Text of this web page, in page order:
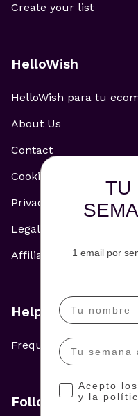
Create your list
HelloWish
HelloWish para tu
About Us
Contact
Cookie Policy
Privacy Policy
Legal Notice
Affiliate and
Help
Frequently Asked
Follow us
TU
1 email por
Acepto
y la